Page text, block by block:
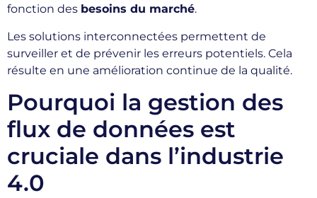
fonction des besoins du marché.
Les solutions interconnectées permettent de
surveiller et de prévenir les erreurs potentiels. Cela
résulte en une amélioration continue de la qualité.
Pourquoi la gestion des
flux de données est
cruciale dans l’industrie
4.0